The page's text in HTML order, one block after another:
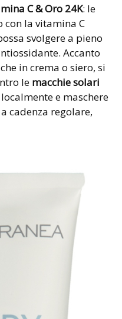
C & Oro 24K: le
la vitamina C
svolgere a pieno
Accanto
in crema o siero, si
le macchie solari
e maschere
cadenza regolare,